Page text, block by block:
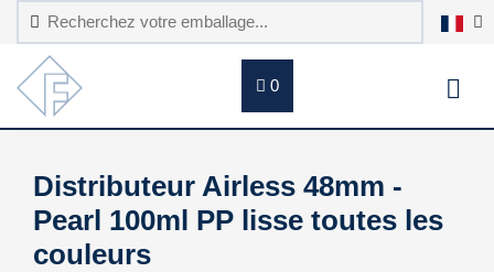
0
Distributeur Airless 48mm -
Pearl 100ml PP lisse toutes les
couleurs